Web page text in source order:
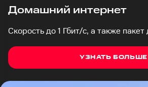
Домашний интернет
Скорость до 1 Гбит/с, а также
УЗНАТЬ БОЛЬШЕ